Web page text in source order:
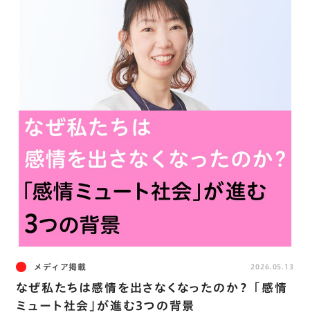
メディア掲載
なぜ私たちは感情を出さなくなったのか？ ｢感情
ミュート社会｣が進む3つの背景
2026.05.13